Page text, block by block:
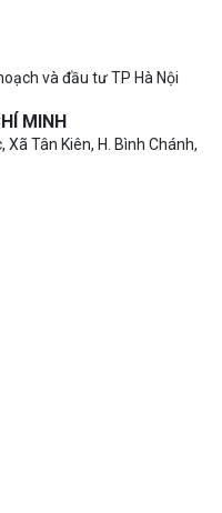
và đầu tư TP Hà Nội
MINH
Tân Kiên, H. Bình Chánh,